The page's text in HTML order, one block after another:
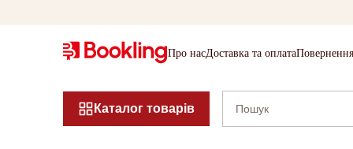
Про насДоставка та оплата
Каталог товарів